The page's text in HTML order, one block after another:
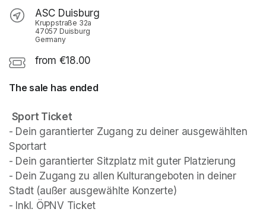
ASC Duisburg
Kruppstraße 32a
47057 Duisburg
Germany
from €18.00
The sale has ended
Sport Ticket
- Dein garantierter Zugang zu deiner ausgewählten
Sportart
- Dein garantierter Sitzplatz mit guter Platzierung
- Dein Zugang zu allen Kulturangeboten in deiner
Stadt (außer ausgewählte Konzerte)
- Inkl. ÖPNV Ticket